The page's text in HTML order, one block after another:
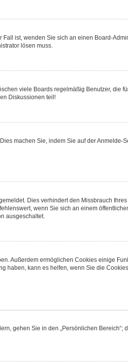
ist, wenden Sie sich an einen Board-
lösen muss.
viele Boards regelmäßig Benutzer, die
Diskussionen teil!
machen Sie, indem Sie auf der Anmelde-
Dies verhindert den Missbrauch
wenn Sie sich an einem
ausgeschaltet.
Außerdem ermöglichen Cookies einige
haben, kann es helfen, wenn Sie die
gehen Sie in den „Persönlichen Bereich“;